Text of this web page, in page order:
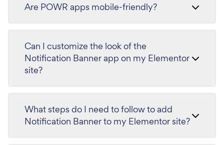
Are POWR apps mobile-friendly?
Can I customize the look of the
Notification Banner app on my Elementor
site?
What steps do I need to follow to add
Notification Banner to my Elementor site?